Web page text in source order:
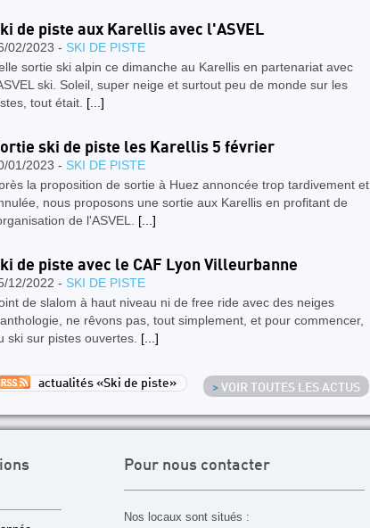
de piste aux Karellis avec l'ASVEL
02/2023 - SKI DE PISTE
sortie ski alpin ce dimanche au Karellis en partenariat avec
ski. Soleil, super neige et surtout peu de monde sur les
tout était. [...]
ski de piste les Karellis 5 février
01/2023 - SKI DE PISTE
la proposition de sortie à Huez annoncée trop tardivement et
nous proposons une sortie aux Karellis en profitant de
de l'ASVEL. [...]
de piste avec le CAF Lyon Villeurbanne
12/2022 - SKI DE PISTE
de slalom à haut niveau ni de free ride avec des neiges
ne rêvons pas, tout simplement, et pour commencer,
ski sur pistes ouvertes. [...]
> VOIR TOUTES LES ACTUS
actualités «Ski de piste»
Pour nous contacter
Nos locaux sont situés :